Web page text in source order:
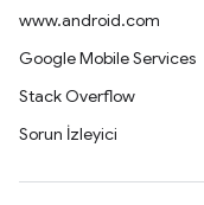
www.android.com
Google Mobile Services
Stack Overflow
Sorun İzleyici